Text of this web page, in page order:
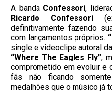
A banda Confessori,
Ricardo Confessori
definitivamente fazendo
com lançamentos próprios.
single e videoclipe autoral
“Where The Eagles Fly”,
comprometido em evoluir e
fãs não ficando
medalhões que o músico já